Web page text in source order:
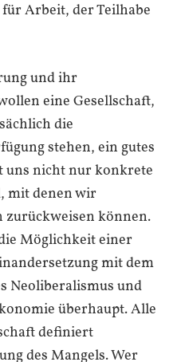
Arbeit, der Teilhabe
und ihr
eine Gesellschaft,
die
stehen, ein gutes
uns nicht nur konkrete
mit denen wir
können.
Möglichkeit einer
mit dem
Neoliberalismus und
überhaupt. Alle
definiert
des Mangels. Wer